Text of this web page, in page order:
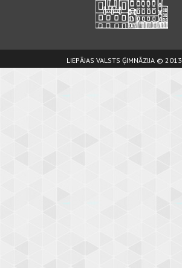
LIEPĀJAS VALSTS ĢIMNĀZIJA © 2013